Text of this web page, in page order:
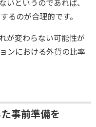
いというのであれば、
るのが合理的です。
が変わらない可能性が
ンにおける外貨の比率
事前準備を